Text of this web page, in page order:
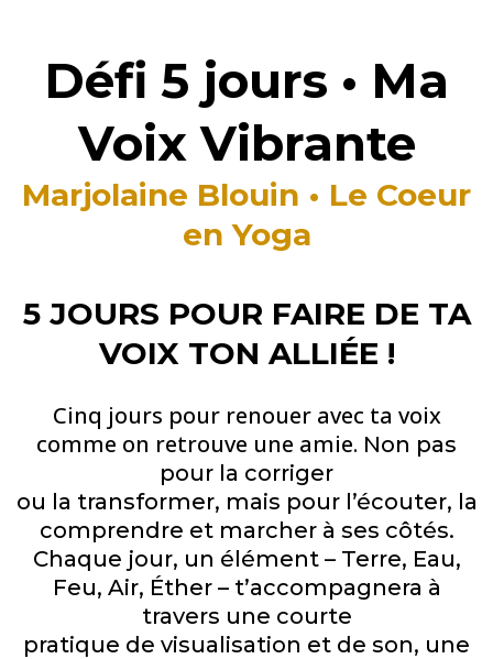
Défi 5 jours • Ma
Voix Vibrante
Marjolaine Blouin • Le Coeur
en Yoga
5 JOURS POUR FAIRE DE TA
VOIX TON ALLIÉE !
Cinq jours pour renouer avec ta voix
comme on retrouve une amie. Non pas
pour la corriger
ou la transformer, mais pour l’écouter, la
comprendre et marcher à ses côtés.
Chaque jour, un élément – Terre, Eau,
Feu, Air, Éther – t’accompagnera à
travers une courte
pratique de visualisation et de son, une